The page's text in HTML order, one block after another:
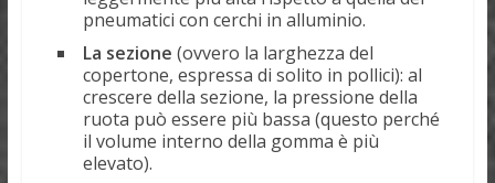
pneumatici con cerchi in alluminio.
La sezione (ovvero la larghezza del
copertone, espressa di solito in pollici): al
crescere della sezione, la pressione della
ruota può essere più bassa (questo perché
il volume interno della gomma è più
elevato).